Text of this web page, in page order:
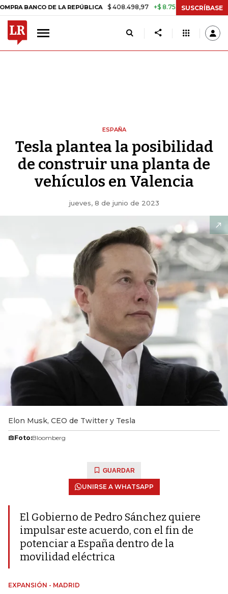
DE LA REPÚBLICA $ 408.498,97 +$ 8.753,81 +2,19% TASA
SUSCRÍBASE
ESPAÑA
Tesla plantea la posibilidad
de construir una planta de
vehículos en Valencia
jueves, 8 de junio de 2023
Elon Musk, CEO de Twitter y Tesla
Foto:Bloomberg
GUARDAR
UNIRSE A WHATSAPP
El Gobierno de Pedro Sánchez quiere
impulsar este acuerdo, con el fin de
potenciar a España dentro de la
movilidad eléctrica
EXPANSIÓN - MADRID